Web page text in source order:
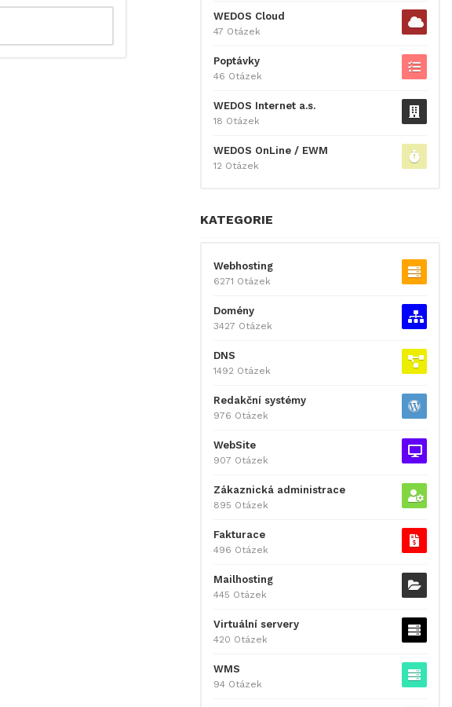
WEDOS Cloud
47 Otázek
Poptávky
46 Otázek
WEDOS Internet a.s.
18 Otázek
WEDOS OnLine / EWM
12 Otázek
KATEGORIE
Webhosting
6271 Otázek
Domény
3427 Otázek
DNS
1492 Otázek
Redakční systémy
976 Otázek
WebSite
907 Otázek
Zákaznická administrace
895 Otázek
Fakturace
496 Otázek
Mailhosting
445 Otázek
Virtuální servery
420 Otázek
WMS
94 Otázek